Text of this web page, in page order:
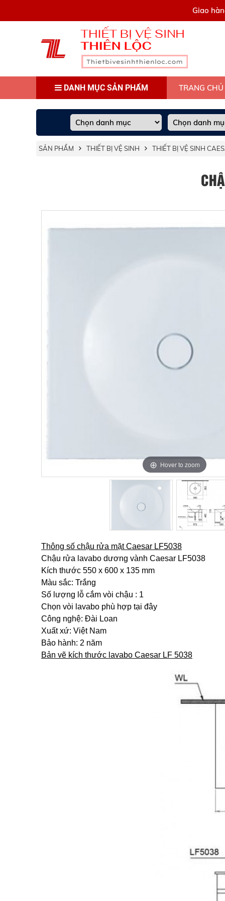
Giao
DANH MỤC SẢN PHẨM TRANG CHỦ
SẢN PHẨM THIẾT BỊ VỆ SINH THIẾT BỊ VỆ SINH
Hover to zoom
Hover to zoom
Thông số chậu rửa mặt Caesar LF5038
Chậu rửa lavabo dương vành Caesar LF5038
Kích thước 550 x 600 x 135 mm
Màu sắc: Trắng
Số lượng lỗ cắm vòi chậu : 1
Chọn vòi lavabo phù hợp tại đây
Công nghệ: Đài Loan
Xuất xứ: Việt Nam
Bảo hành: 2 năm
Bản vẽ kích thước lavabo Caesar LF 5038